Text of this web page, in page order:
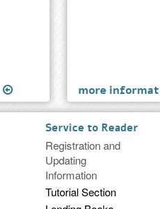
more
Service to Reader
Registration and
Updating
Information
Tutorial Section